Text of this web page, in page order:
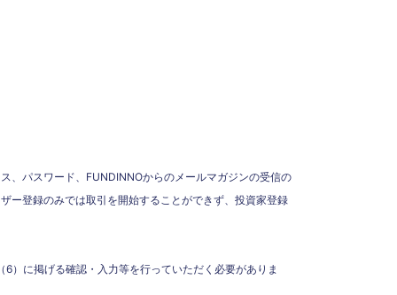
、パスワード、FUNDINNOからのメールマガジンの受信の
ー登録のみでは取引を開始することができず、投資家登録
）に掲げる確認・入力等を行っていただく必要がありま